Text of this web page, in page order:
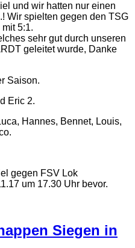
und wir hatten nur einen
Wir spielten gegen den TSG
5:1.
sehr gut durch unseren
geleitet wurde, Danke
Saison.
Eric 2.
Hannes, Bennet, Louis,
gegen FSV Lok
um 17.30 Uhr bevor.
Siegen in